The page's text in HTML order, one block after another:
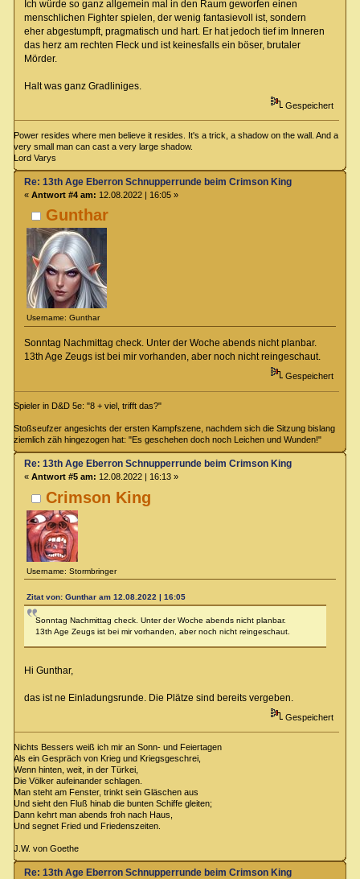
Ich würde so ganz allgemein mal in den Raum geworfen einen
menschlichen Fighter spielen, der wenig fantasievoll ist, sondern
eher abgestumpft, pragmatisch und hart. Er hat jedoch tief im Inneren
das herz am rechten Fleck und ist keinesfalls ein böser, brutaler
Mörder.
Halt was ganz Gradliniges.
Gespeichert
Power resides where men believe it resides. It's a trick, a shadow on the wall. And a
very small man can cast a very large shadow.
Lord Varys
Gunthar
Username: Gunthar
Re: 13th Age Eberron Schnupperrunde beim Crimson King
« Antwort #4 am: 12.08.2022 | 16:05 »
Sonntag Nachmittag check. Unter der Woche abends nicht planbar.
13th Age Zeugs ist bei mir vorhanden, aber noch nicht reingeschaut.
Gespeichert
Spieler in D&D 5e: "8 + viel, trifft das?"
Stoßseufzer angesichts der ersten Kampfszene, nachdem sich die Sitzung bislang
ziemlich zäh hingezogen hat: "Es geschehen doch noch Leichen und Wunden!"
Crimson King
Username: Stormbringer
Re: 13th Age Eberron Schnupperrunde beim Crimson King
« Antwort #5 am: 12.08.2022 | 16:13 »
Zitat von: Gunthar am 12.08.2022 | 16:05
Sonntag Nachmittag check. Unter der Woche abends nicht planbar.
13th Age Zeugs ist bei mir vorhanden, aber noch nicht reingeschaut.
Hi Gunthar,
das ist ne Einladungsrunde. Die Plätze sind bereits vergeben.
Gespeichert
Nichts Bessers weiß ich mir an Sonn- und Feiertagen
Als ein Gespräch von Krieg und Kriegsgeschrei,
Wenn hinten, weit, in der Türkei,
Die Völker aufeinander schlagen.
Man steht am Fenster, trinkt sein Gläschen aus
Und sieht den Fluß hinab die bunten Schiffe gleiten;
Dann kehrt man abends froh nach Haus,
Und segnet Fried und Friedenszeiten.
J.W. von Goethe
Re: 13th Age Eberron Schnupperrunde beim Crimson King